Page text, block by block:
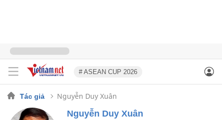
# ASEAN CUP 2026
Tác giả Nguyễn Duy Xuân
Nguyễn Duy Xuân